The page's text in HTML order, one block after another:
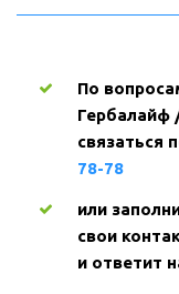
По
Гербалайф
связаться
78-78
или
свои
и ответит